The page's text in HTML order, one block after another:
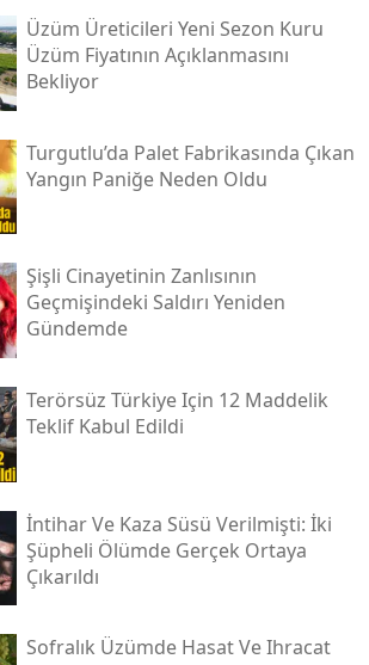
Üzüm Üreticileri Yeni Sezon Kuru
Üzüm Fiyatının Açıklanmasını
Bekliyor
Turgutlu’da Palet Fabrikasında Çıkan
Yangın Paniğe Neden Oldu
Şişli Cinayetinin Zanlısının
Geçmişindeki Saldırı Yeniden
Gündemde
Terörsüz Türkiye Için 12 Maddelik
Teklif Kabul Edildi
İntihar Ve Kaza Süsü Verilmişti: İki
Şüpheli Ölümde Gerçek Ortaya
Çıkarıldı
Sofralık Üzümde Hasat Ve Ihracat